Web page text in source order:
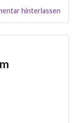
hinterlassen